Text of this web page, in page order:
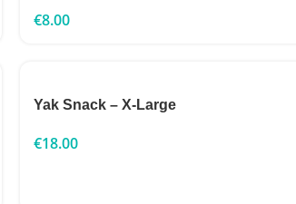
€8.00
Yak Snack – X-Large
€18.00